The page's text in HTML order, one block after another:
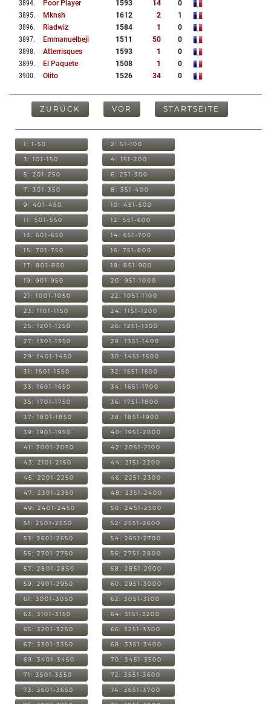
3894. Poor Player 1593 14
0
3895. Mknsh 1612 2
1
3896. Riadwiz 1584 1
0
3897. Emmanuelbeji 1511 50
0
3898. Atterrisques 1593 1
0
3899. El Paquete 1508 1
0
3900. Olito 1526 34 0
ZURÜCK VOR STARTSEITE
1: 1-50 2: 51-100
3: 101-150 4: 151-200
5: 201-250 6: 251-300
7: 301-350 8: 351-400
9: 401-450 10: 451-500
11: 501-550 12: 551-600
13: 601-650 14: 651-700
15: 701-750 16: 751-800
17: 801-850 18: 851-900
19: 901-950 20: 951-1000
21: 1001-1050 22: 1051-1100
23: 1101-1150 24: 1151-1200
25: 1201-1250 26: 1251-1300
27: 1301-1350 28: 1351-1400
29: 1401-1450 30: 1451-1500
31: 1501-1550 32: 1551-1600
33: 1601-1650 34: 1651-1700
35: 1701-1750 36: 1751-1800
37: 1801-1850 38: 1851-1900
39: 1901-1950 40: 1951-2000
41: 2001-2050 42: 2051-2100
43: 2101-2150 44: 2151-2200
45: 2201-2250 46: 2251-2300
47: 2301-2350 48: 2351-2400
49: 2401-2450 50: 2451-2500
51: 2501-2550 52: 2551-2600
53: 2601-2650 54: 2651-2700
55: 2701-2750 56: 2751-2800
57: 2801-2850 58: 2851-2900
59: 2901-2950 60: 2951-3000
61: 3001-3050 62: 3051-3100
63: 3101-3150 64: 3151-3200
65: 3201-3250 66: 3251-3300
67: 3301-3350 68: 3351-3400
69: 3401-3450 70: 3451-3500
71: 3501-3550 72: 3551-3600
73: 3601-3650 74: 3651-3700